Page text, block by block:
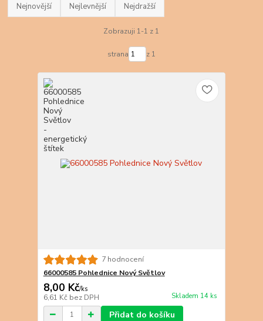
Nejnovější Nejlevnější Nejdražší
Zobrazuji 1-1 z 1
strana z 1
7 hodnocení
66000585 Pohlednice Nový Světlov
8,00 Kč/ks
6,61 Kč bez DPH Skladem 14 ks
Přidat do košíku